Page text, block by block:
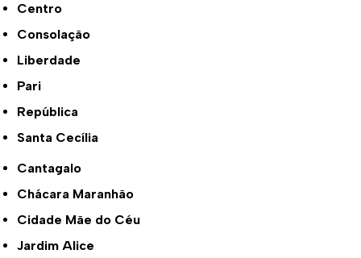
Centro
Consolação
Liberdade
Pari
República
Santa Cecília
Cantagalo
Chácara Maranhão
Cidade Mãe do Céu
Jardim Alice